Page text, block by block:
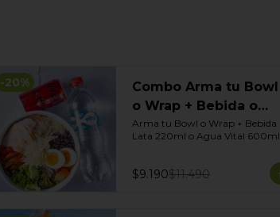
-20%
Combo Arma tu Bowl
o Wrap + Bebida o
Agua
Arma tu Bowl o Wrap + Bebida
Lata 220ml o Agua Vital 600ml
$9.190$11.490